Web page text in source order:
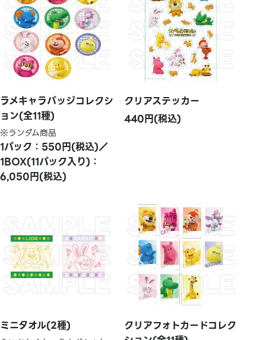
ラメキャラバッジコレクシ
ョン(全11種)
※ランダム商品
1パック：550円(税込)／
1BOX(11パック入り)：
6,050円(税込)
クリアステッカー
440円(税込)
ミニタオル(2種)
クリアフォトカードコレク